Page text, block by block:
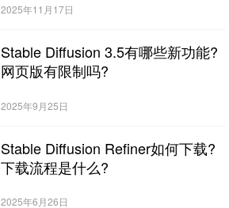
2025年11月17日
Stable Diffusion 3.5有哪些新功能?
网页版有限制吗?
2025年9月25日
Stable Diffusion Refiner如何下载?
下载流程是什么?
2025年6月26日